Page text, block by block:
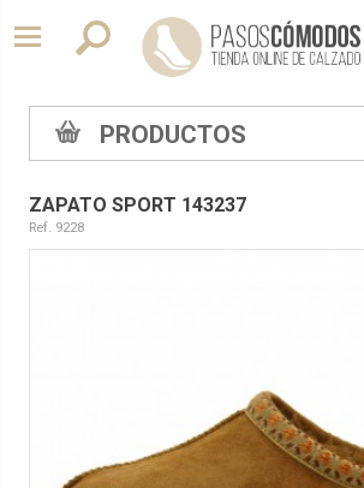
PRODUCTOS
ZAPATO SPORT 143237
Ref. 9228